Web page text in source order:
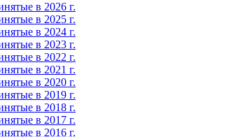
в 2026 г.
в 2025 г.
в 2024 г.
в 2023 г.
в 2022 г.
в 2021 г.
в 2020 г.
в 2019 г.
в 2018 г.
в 2017 г.
в 2016 г.